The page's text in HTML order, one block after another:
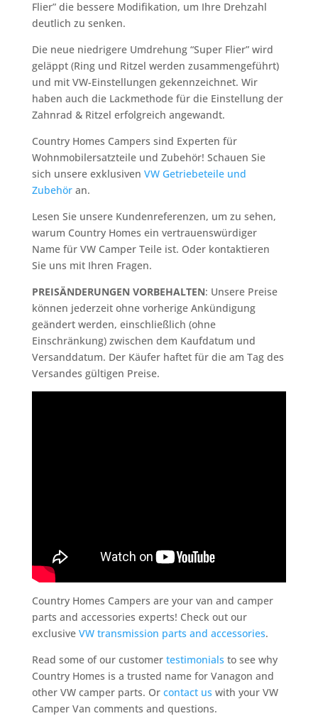
Flier” die bessere Modifikation, um Ihre Drehzahl
deutlich zu senken.
Die neue niedrigere Umdrehung “Super Flier” wird
geläppt (Ring und Ritzel werden zusammengeführt)
und mit VW-Einstellungen gekennzeichnet. Wir
haben auch die Lackmethode für die Einstellung der
Zahnrad & Ritzel erfolgreich angewandt.
Country Homes Campers sind Experten für
Wohnmobilersatzteile und Zubehör! Schauen Sie
sich unsere exklusiven VW Getriebeteile und
Zubehöran.
Lesen Sie unsere Kundenreferenzen, um zu sehen,
warum Country Homes ein vertrauenswürdiger
Name für VW Camper Teile ist. Oder kontaktieren
Sie uns mit Ihren Fragen.
PREISÄNDERUNGEN VORBEHALTEN: Unsere Preise
können jederzeit ohne vorherige Ankündigung
geändert werden, einschließlich (ohne
Einschränkung) zwischen dem Kaufdatum und
Versanddatum. Der Käufer haftet für die am Tag des
Versandes gültigen Preise.
Country Homes Campers are your van and camper
parts and accessories experts! Check out our
exclusive VW transmission parts and accessories.
Read some of our customer testimonials to see why
Country Homes is a trusted name for Vanagon and
other VW camper parts. Or contact us with your VW
Camper Van comments and questions.